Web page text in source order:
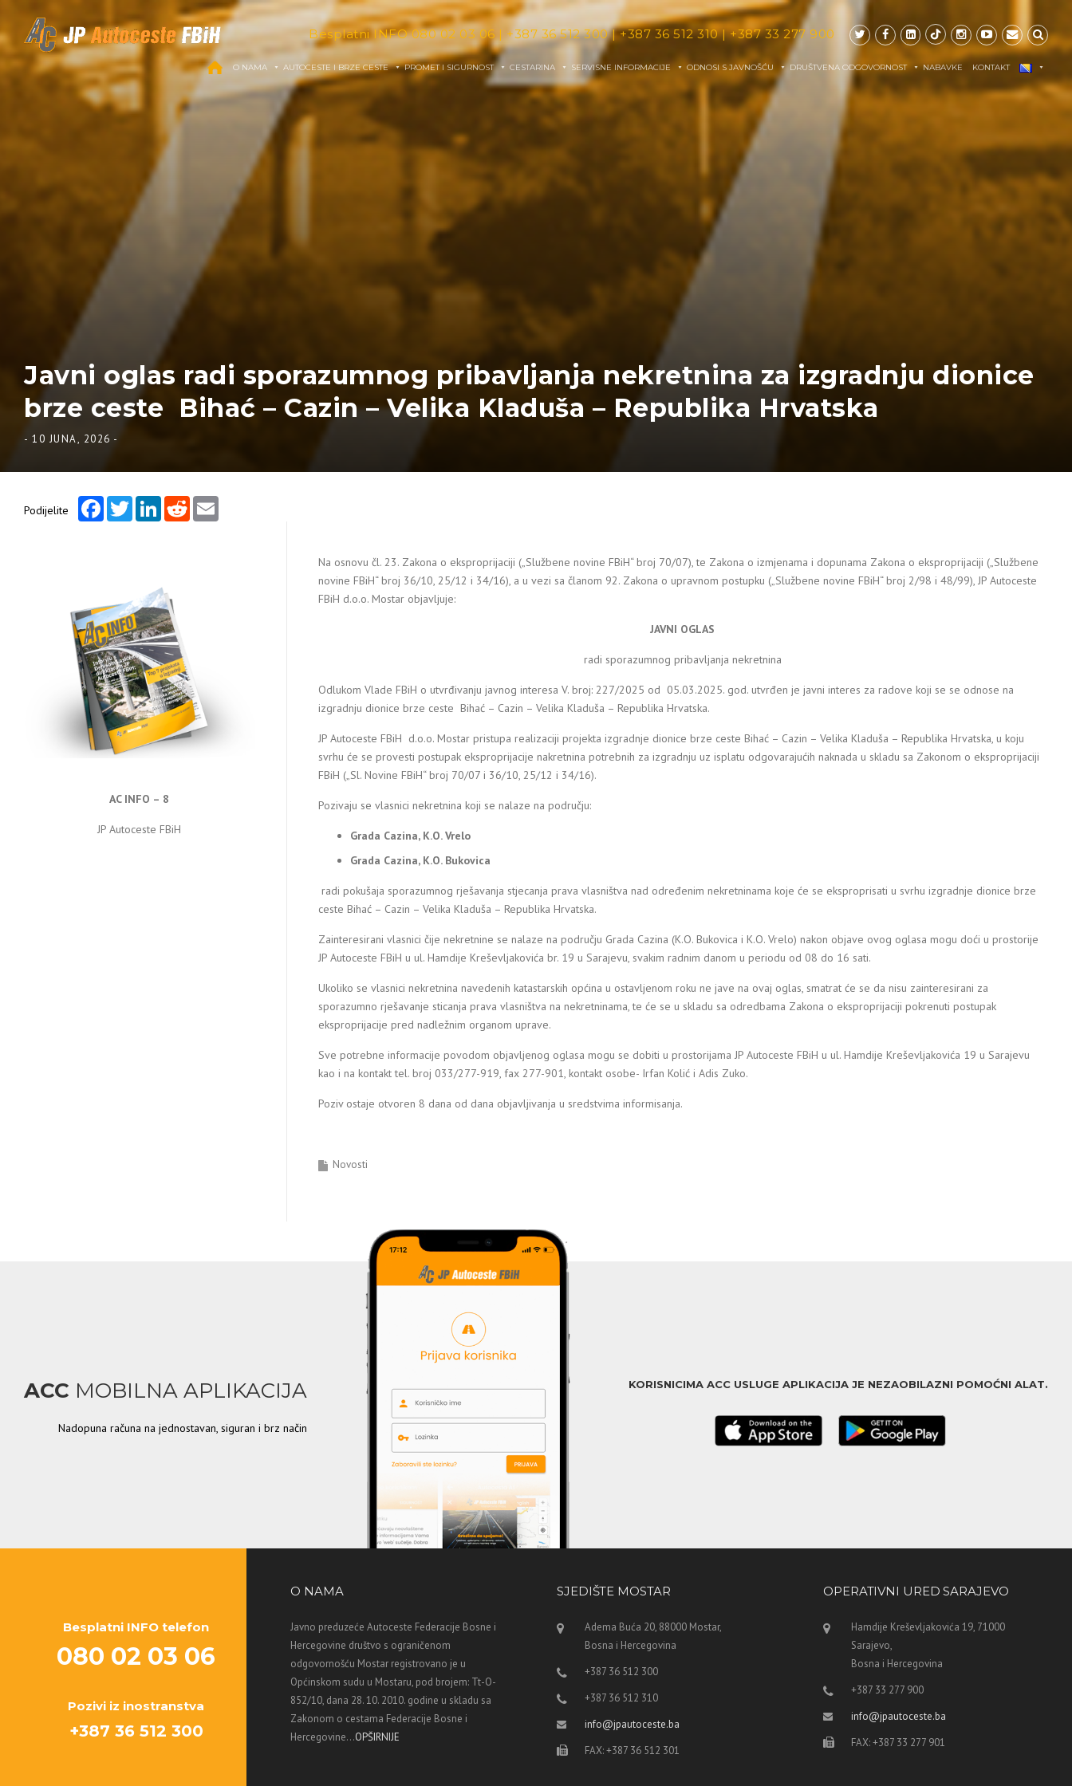
Besplatni INFO080 02 03 06 |+387 36 512 300|+387 36 512 310|+387 33 277 900
O NAMA AUTOCESTE I BRZE CESTE PROMET I SIGURNOST CESTARINA SERVISNE INFORMACIJE ODNOSI S JAVNOŠĆU DRUŠTVENA ODGOVORNOST NABAVKE KONTAKT
Javni oglas radi sporazumnog pribavljanja nekretnina za izgradnju dionice
brze ceste Bihać – Cazin – Velika Kladuša – Republika Hrvatska
- 10 JUNA, 2026 -
Podijelite
FacebookTwitterLinkedInReddit
Na osnovu čl. 23. Zakona o eksproprijaciji („Službene novine FBiH“ broj 70/07), te Zakona o izmjenama i dopunama Zakona o eksproprijaciji („Službene
novine FBiH“ broj 36/10, 25/12 i 34/16), a u vezi sa članom 92. Zakona o upravnom postupku („Službene novine FBiH“ broj 2/98 i 48/99), JP Autoceste
FBiH d.o.o. Mostar objavljuje:
JAVNI OGLAS
radi sporazumnog pribavljanja nekretnina
Odlukom Vlade FBiH o utvrđivanju javnog interesa V. broj: 227/2025 od 05.03.2025. god. utvrđen je javni interes za radove koji se se odnose na
izgradnju dionice brze ceste Bihać – Cazin – Velika Kladuša – Republika Hrvatska.
JP Autoceste FBiH d.o.o. Mostar pristupa realizaciji projekta izgradnje dionice brze ceste Bihać – Cazin – Velika Kladuša – Republika Hrvatska, u koju
svrhu će se provesti postupak eksproprijacije nakretnina potrebnih za izgradnju uz isplatu odgovarajućih naknada u skladu sa Zakonom o eksproprijaciji
FBiH („Sl. Novine FBiH“ broj 70/07 i 36/10, 25/12 i 34/16).
Pozivaju se vlasnici nekretnina koji se nalaze na području:
Grada Cazina, K.O. Vrelo
Grada Cazina, K.O. Bukovica
radi pokušaja sporazumnog rješavanja stjecanja prava vlasništva nad određenim nekretninama koje će se eksproprisati u svrhu izgradnje dionice brze
ceste Bihać – Cazin – Velika Kladuša – Republika Hrvatska.
Zainteresirani vlasnici čije nekretnine se nalaze na području Grada Cazina (K.O. Bukovica i K.O. Vrelo) nakon objave ovog oglasa mogu doći u prostorije
JP Autoceste FBiH u ul. Hamdije Kreševljakovića br. 19 u Sarajevu, svakim radnim danom u periodu od 08 do 16 sati.
Ukoliko se vlasnici nekretnina navedenih katastarskih općina u ostavljenom roku ne jave na ovaj oglas, smatrat će se da nisu zainteresirani za
sporazumno rješavanje sticanja prava vlasništva na nekretninama, te će se u skladu sa odredbama Zakona o eksproprijaciji pokrenuti postupak
eksproprijacije pred nadležnim organom uprave.
Sve potrebne informacije povodom objavljenog oglasa mogu se dobiti u prostorijama JP Autoceste FBiH u ul. Hamdije Kreševljakovića 19 u Sarajevu
kao i na kontakt tel. broj 033/277-919, fax 277-901, kontakt osobe- Irfan Kolić i Adis Zuko.
Poziv ostaje otvoren 8 dana od dana objavljivanja u sredstvima informisanja.
Novosti
AC INFO – 8
JP Autoceste FBiH
ACC MOBILNA APLIKACIJA
Nadopuna računa na jednostavan, siguran i brz način
KORISNICIMA ACC USLUGE APLIKACIJA JE NEZAOBILAZNI POMOĆNI ALAT.
Besplatni INFO telefon
080 02 03 06
Pozivi iz inostranstva
+387 36 512 300
O NAMA
Javno preduzeće Autoceste Federacije Bosne i
Hercegovine društvo s ograničenom
odgovornošću Mostar registrovano je u
Općinskom sudu u Mostaru, pod brojem: Tt-O-
852/10, dana 28. 10. 2010. godine u skladu sa
Zakonom o cestama Federacije Bosne i
Hercegovine...OPŠIRNIJE
SJEDIŠTE MOSTAR
Adema Buća 20, 88000 Mostar,
Bosna i Hercegovina
+387 36 512 300
+387 36 512 310
info@jpautoceste.ba
FAX: +387 36 512 301
OPERATIVNI URED SARAJEVO
Hamdije Kreševljakovića 19, 71000
Sarajevo,
Bosna i Hercegovina
+387 33 277 900
info@jpautoceste.ba
FAX: +387 33 277 901